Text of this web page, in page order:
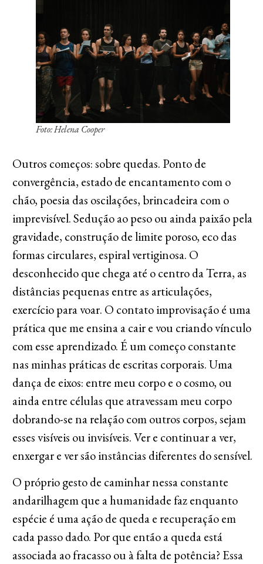
Foto: Helena Cooper
Outros começos: sobre quedas. Ponto de
convergência, estado de encantamento com o
chão, poesia das oscilações, brincadeira com o
imprevisível. Sedução ao peso ou ainda paixão pela
gravidade, construção de limite poroso, eco das
formas circulares, espiral vertiginosa. O
desconhecido que chega até o centro da Terra, as
distâncias pequenas entre as articulações,
exercício para voar. O contato improvisação é uma
prática que me ensina a cair e vou criando vínculo
com esse aprendizado. É um começo constante
nas minhas práticas de escritas corporais. Uma
dança de eixos: entre meu corpo e o cosmo, ou
ainda entre células que atravessam meu corpo
dobrando-se na relação com outros corpos, sejam
esses visíveis ou invisíveis. Ver e continuar a ver,
enxergar e ver são instâncias diferentes do sensível.
O próprio gesto de caminhar nessa constante
andarilhagem que a humanidade faz enquanto
espécie é uma ação de queda e recuperação em
cada passo dado. Por que então a queda está
associada ao fracasso ou à falta de potência? Essa